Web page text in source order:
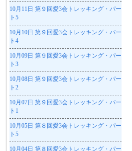
10月11日 第９回愛3会トレッキング・パー
ト5
10月10日 第９回愛3会トレッキング・パー
ト4
10月09日 第９回愛3会トレッキング・パー
ト3
10月08日 第９回愛3会トレッキング・パー
ト2
10月07日 第９回愛3会トレッキング・パー
ト1
10月05日 第８回愛3会トレッキング・パー
ト5
10月04日 第８回愛3会トレッキング・パー